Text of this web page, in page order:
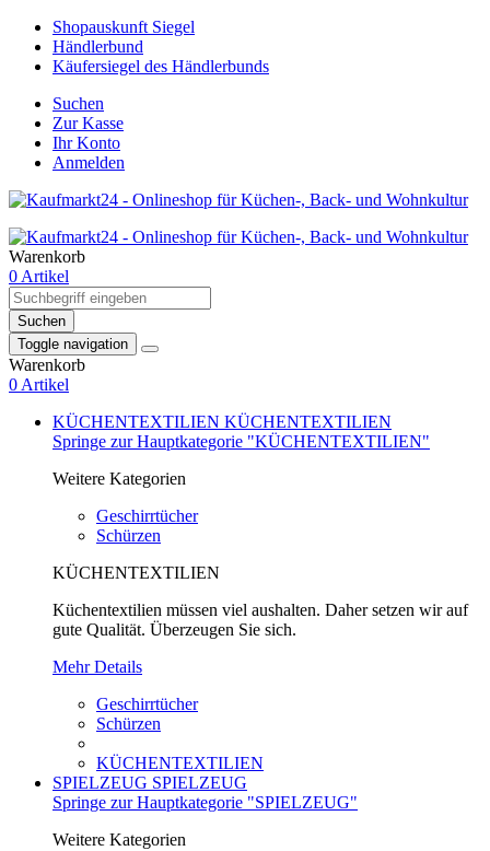
Shopauskunft Siegel
Händlerbund
Käufersiegel des Händlerbunds
Suchen
Zur Kasse
Ihr Konto
Anmelden
Warenkorb
0 Artikel
Suchen
Toggle navigation
Warenkorb
0 Artikel
KÜCHENTEXTILIEN KÜCHENTEXTILIEN
Springe zur Hauptkategorie "KÜCHENTEXTILIEN"
Weitere Kategorien
Geschirrtücher
Schürzen
KÜCHENTEXTILIEN
Küchentextilien müssen viel aushalten. Daher setzen wir auf
gute Qualität. Überzeugen Sie sich.
Mehr Details
Geschirrtücher
Schürzen
KÜCHENTEXTILIEN
SPIELZEUG SPIELZEUG
Springe zur Hauptkategorie "SPIELZEUG"
Weitere Kategorien